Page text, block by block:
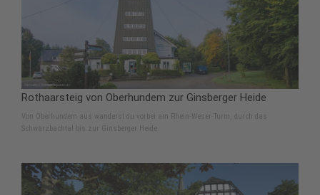
Rothaarsteig von Oberhundem zur Ginsberger Heide
Von Oberhundem aus wanderst du vorbei am Rhein-Weser-Turm, durch das
Schwarzbachtal bis zur Ginsberger Heide.